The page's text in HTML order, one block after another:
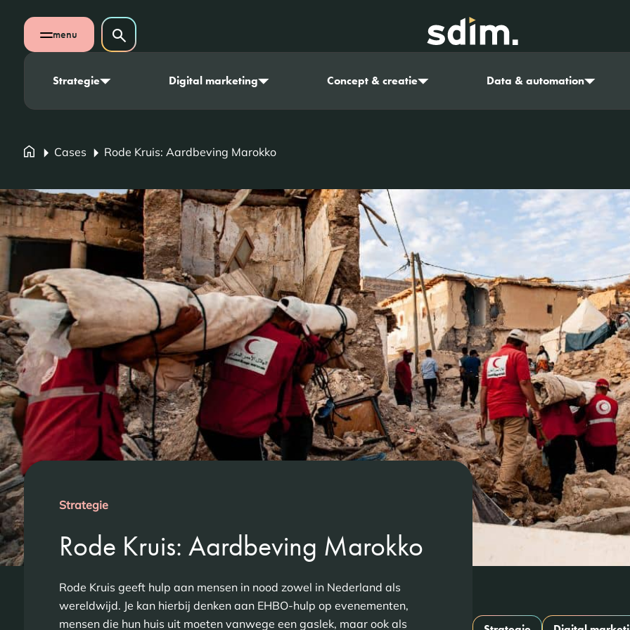
Navigatie overslaan
Open mobiel menu
menu Zoeken op website
Zoeken
Strategie Digital marketing Concept & creatie Data & automation
Cases Rode Kruis: Aardbeving Marokko
Strategie
Rode Kruis: Aardbeving Marokko
Rode Kruis geeft hulp aan mensen in nood zowel in Nederland als
wereldwijd. Je kan hierbij denken aan EHBO-hulp op evenementen,
mensen die hun huis uit moeten vanwege een gaslek, maar ook als